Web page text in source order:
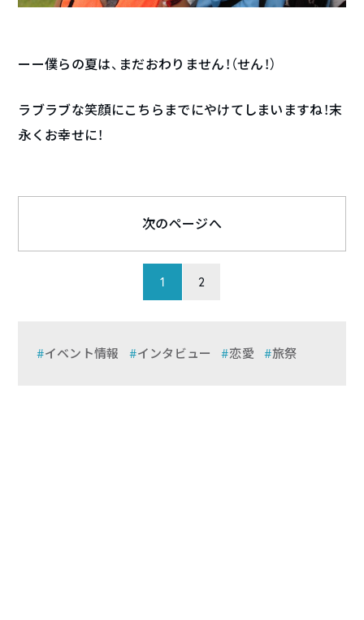
ーー僕らの夏は、まだおわりません！（せん！）
ラブラブな笑顔にこちらまでにやけてしまいますね！末
永くお幸せに！
1 2
次のページへ
イベント情報 インタビュー 恋愛 旅祭